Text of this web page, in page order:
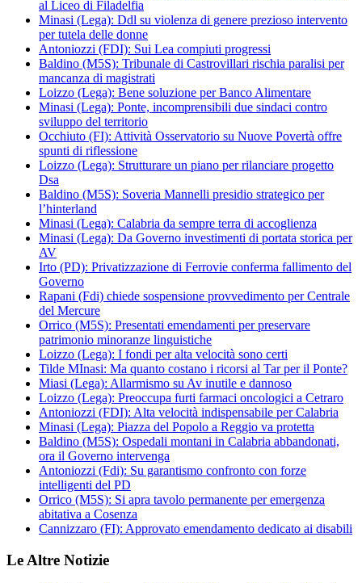
al Liceo di Filadelfia
Minasi (Lega): Ddl su violenza di genere prezioso intervento
per tutela delle donne
Antoniozzi (FDI): Sui Lea compiuti progressi
Baldino (M5S): Tribunale di Castrovillari rischia paralisi per
mancanza di magistrati
Loizzo (Lega): Bene soluzione per Banco Alimentare
Minasi (Lega): Ponte, incomprensibili due sindaci contro
sviluppo del territorio
Occhiuto (FI): Attività Osservatorio su Nuove Povertà offre
spunti di riflessione
Loizzo (Lega): Strutturare un piano per rilanciare progetto
Dsa
Baldino (M5S): Soveria Mannelli presidio strategico per
l’hinterland
Minasi (Lega): Calabria da sempre terra di accoglienza
Minasi (Lega): Da Governo investimenti di portata storica per
AV
Irto (PD): Privatizzazione di Ferrovie conferma fallimento del
Governo
Rapani (Fdi) chiede sospensione provvedimento per Centrale
del Mercure
Orrico (M5S): Presentati emendamenti per preservare
patrimonio minoranze linguistiche
Loizzo (Lega): I fondi per alta velocità sono certi
Tilde MInasi: Ma quanto costano i ricorsi al Tar per il Ponte?
Miasi (Lega): Allarmismo su Av inutile e dannoso
Loizzo (Lega): Preoccupa furti farmaci oncologici a Cetraro
Antoniozzi (FDI): Alta velocità indispensabile per Calabria
Minasi (Lega): Piazza del Popolo a Reggio va protetta
Baldino (M5S): Ospedali montani in Calabria abbandonati,
ora il Governo intervenga
Antoniozzi (Fdi): Su garantismo confronto con forze
intelligenti del PD
Orrico (M5S): Si apra tavolo permanente per emergenza
abitativa a Cosenza
Cannizzaro (FI): Approvato emendamento dedicato ai disabili
Le Altre Notizie